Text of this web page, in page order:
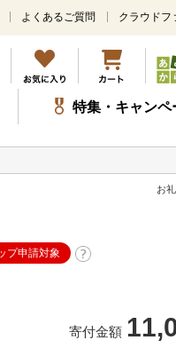
メ
ン
コ
ン
テ
ツ
よくあるご質問 クラウドフ
特集・キャンペ
お
プ申請対象
寄付金額